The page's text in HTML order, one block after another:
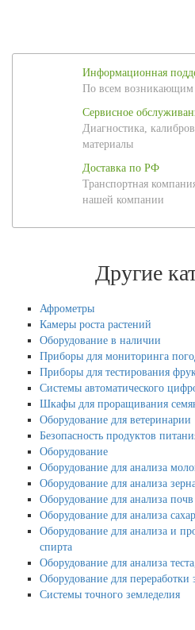
Информационная
По всем возникающим
Сервисное
Диагностика,
материалы
Доставка по РФ
Транспортная
нашей компании
Другие
Афрометры
Камеры роста растений
Оборудование в наличии
Приборы для мониторинга
Приборы для тестирования
Системы автоматического
Шкафы для проращивания
Оборудование для ветеринарии
Безопасность продуктов
Оборудование
Оборудование для анализа
Оборудование для анализа
Оборудование для анализа почв
Оборудование для анализа
Оборудование для анализа и
спирта
Оборудование для анализа
Оборудование для переработки
Системы точного земледелия